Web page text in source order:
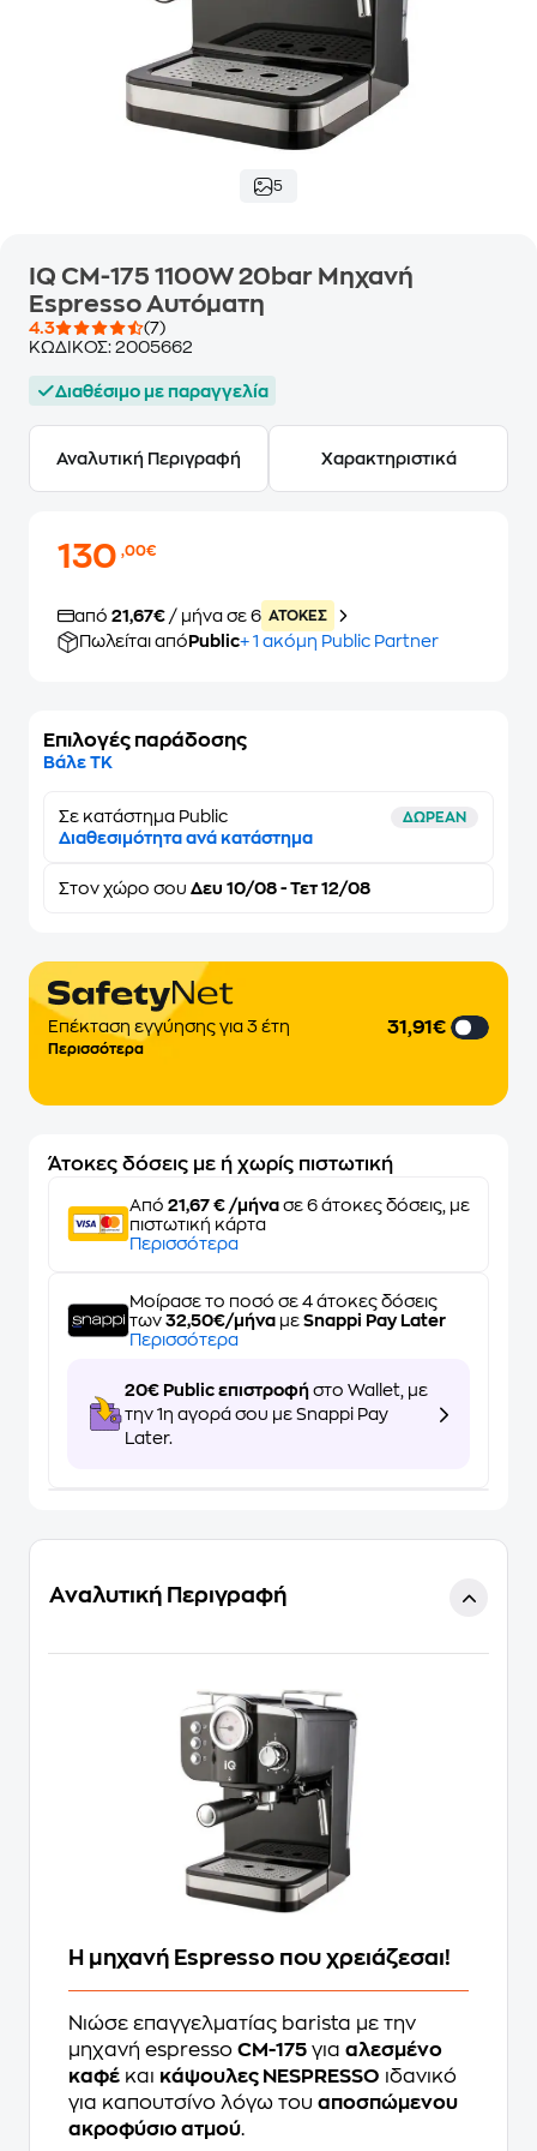
5
IQ CM-175 1100W 20bar Μηχανή
Espresso Αυτόματη
4.3
(7)
ΚΩΔΙΚΟΣ: 2005662
Διαθέσιμο με παραγγελία
Αναλυτική Περιγραφή Χαρακτηριστικά
130,00€
από 21,67€ / μήνα σε 6 ATOKEΣ
Πωλείται από Public+ 1 ακόμη Public Partner
Επιλογές παράδοσης
Βάλε ΤΚ
Σε κατάστημα Public ΔΩΡΕΑΝ
Διαθεσιμότητα ανά κατάστημα
Στον χώρο σου Δευ 10/08 - Τετ 12/08
Επέκταση εγγύησης για 3 έτη
Περισσότερα
31,91€
Άτοκες δόσεις με ή χωρίς πιστωτική
Από 21,67 € /μήνα σε 6 άτοκες δόσεις, με
πιστωτική κάρτα
Περισσότερα
Μοίρασε το ποσό σε 4 άτοκες δόσεις
των 32,50€/μήνα με Snappi Pay Later
Περισσότερα
20€ Public επιστροφή στο Wallet, με
την 1η αγορά σου με Snappi Pay
Later.
Αναλυτική Περιγραφή
Η μηχανή Espresso που χρειάζεσαι!
Νιώσε επαγγελματίας barista με την
μηχανή espresso CM-175 για αλεσμένο
καφέ και κάψουλες NESPRESSO ιδανικό
για καπουτσίνο λόγω του αποσπώμενου
ακροφύσιο ατμού.